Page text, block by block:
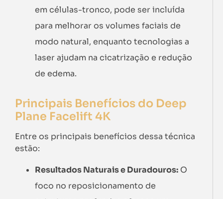
em células-tronco, pode ser incluída
para melhorar os volumes faciais de
modo natural, enquanto tecnologias a
laser ajudam na cicatrização e redução
de edema.
Principais Benefícios do Deep
Plane Facelift 4K
Entre os principais benefícios dessa técnica
estão:
Resultados Naturais e Duradouros: O
foco no reposicionamento de